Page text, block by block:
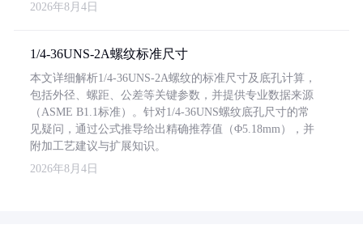
2026年8月4日
1/4-36UNS-2A螺纹标准尺寸
本文详细解析1/4-36UNS-2A螺纹的标准尺寸及底孔计算，
包括外径、螺距、公差等关键参数，并提供专业数据来源
（ASME B1.1标准）。针对1/4-36UNS螺纹底孔尺寸的常
见疑问，通过公式推导给出精确推荐值（Φ5.18mm），并
附加工艺建议与扩展知识。
2026年8月4日